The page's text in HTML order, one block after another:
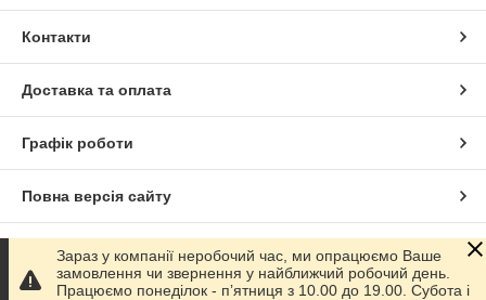
Контакти
Доставка та оплата
Графік роботи
Повна версія сайту
Сайт створено на маркетплейсі
Зараз у компанії неробочий час, ми опрацюємо Ваше
замовлення чи звернення у найближчий робочий день.
Працюємо понеділок - пʼятниця з 10.00 до 19.00. Субота і